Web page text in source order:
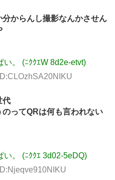
からんし撮影なんかさせん
。 (ﾆｸｸｴW 8d2e-etvt)
代
ってQRは何も言われない
。 (ﾆｸｸｴ 3d02-5eDQ)